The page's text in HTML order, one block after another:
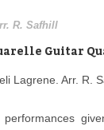
R. Safhill
Guitar
Lagrene. Arr. R.